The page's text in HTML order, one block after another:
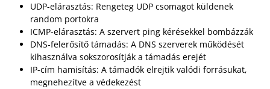
UDP-elárasztás: Rengeteg UDP csomagot küldenek
random portokra
ICMP-elárasztás: A szervert ping kérésekkel bombázzák
DNS-felerősítő támadás: A DNS szerverek működését
kihasználva sokszorosítják a támadás erejét
IP-cím hamisítás: A támadók elrejtik valódi forrásukat,
megnehezítve a védekezést